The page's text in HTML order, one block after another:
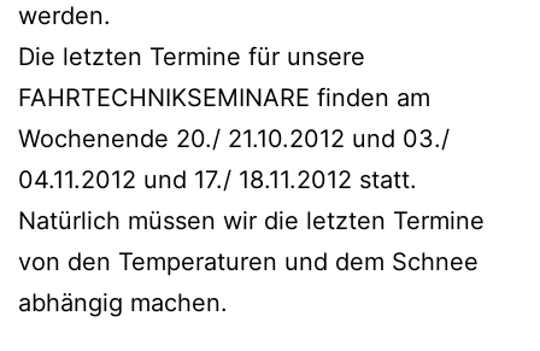
werden.
Die letzten Termine für unsere
FAHRTECHNIKSEMINARE finden am
Wochenende 20./ 21.10.2012 und 03./
04.11.2012 und 17./ 18.11.2012 statt.
Natürlich müssen wir die letzten Termine
von den Temperaturen und dem Schnee
abhängig machen.